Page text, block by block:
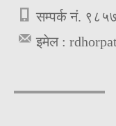
सम्पर्क नं.
इमेल :